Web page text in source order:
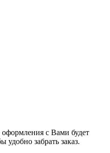
оформления с Вами будет
удобно забрать заказ.